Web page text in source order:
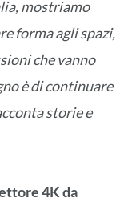
mostriamo
forma agli spazi,
che vanno
è di continuare
storie e
4K da